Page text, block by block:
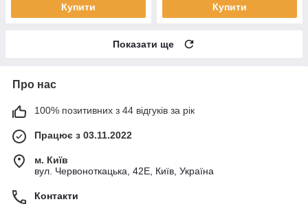
Купити Купити
Показати ще
Про нас
100% позитивних з 44 відгуків за рік
Працює з 03.11.2022
м. Київ
вул. Червоноткацька, 42Е, Київ, Україна
Контакти